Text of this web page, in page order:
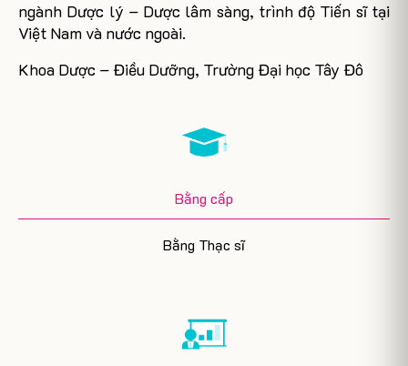
ngành Dược lý – Dược lâm sàng, trình độ Tiến sĩ tại
Việt Nam và nước ngoài.
Khoa Dược – Điều Dưỡng, Trường Đại học Tây Đô
Bằng cấp
Bằng Thạc sĩ